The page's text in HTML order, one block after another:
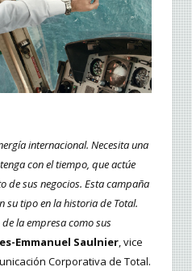
internacional. Necesita una
con el tiempo, que actúe
de sus negocios. Esta campaña
su tipo en la historia de Total.
la empresa como sus
Emmanuel Saulnier, vice
Corporativa de Total.